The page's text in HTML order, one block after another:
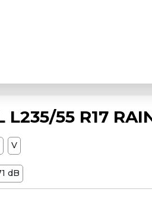
L235/55 R17
V
dB